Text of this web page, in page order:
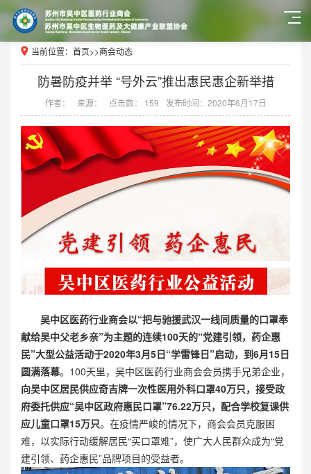
当前位置： 首页>>商会动态
防暑防疫并举 “号外云”推出惠民惠企新举措
作者： 来源： 点击数： 159 发布时间：2020年6月17日
吴中区医药行业商会以“把与驰援武汉一线同质量的口罩奉
献给吴中父老乡亲”为主题的连续100天的“党建引领，药企惠
民”大型公益活动于2020年3月5日“学雷锋日”启动，到6月15日
圆满落幕。100天里，吴中区医药行业商会会员携手兄弟企业，
向吴中区居民供应奇吉牌一次性医用外科口罩40万只，接受政
府委托供应“吴中区政府惠民口罩”76.22万只，配合学校复课供
应儿童口罩15万只。在疫情严峻的情况下，商会会员克服困
难，以实际行动缓解居民“买口罩难”，使广大人民群众成为“党
建引领、药企惠民”品牌项目的受益者。